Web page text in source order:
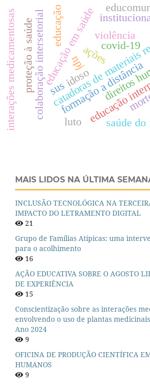
catadoras de
colaboração intersetorial educação
educação em saúde covid-19
formação a distância
idoso
proteção à saúde
interações medicamentosas educação
luto
direitos
npj
saúde do
violência
ações
sus
MAIS LIDOS NA ÚLTIMA
INCLUSÃO TECNOLÓGICA NA
IMPACTO DO LETRAMENTO DIGITAL
21
Grupo de Famílias Atípicas: uma
para o acolhimento
16
AÇÃO EDUCATIVA SOBRE O AGOSTO
DE EXPERIÊNCIA
15
Conscientização sobre as interações
envolvendo o uso de plantas
Ano 2024
9
OFICINA DE PRODUÇÃO CIENTÍFICA
HUMANOS
9